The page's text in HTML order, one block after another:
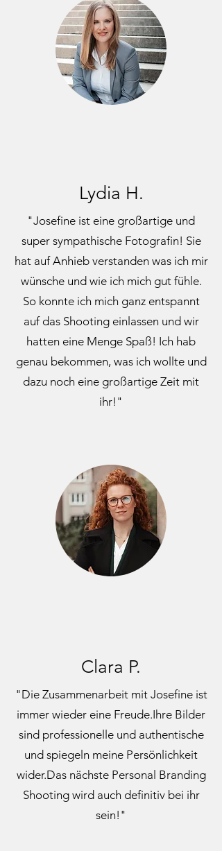
Lydia H.
"Josefine ist eine großartige und
super sympathische Fotografin! Sie
hat auf Anhieb verstanden was ich mir
wünsche und wie ich mich gut fühle.
So konnte ich mich ganz entspannt
auf das Shooting einlassen und wir
hatten eine Menge Spaß! Ich hab
genau bekommen, was ich wollte und
dazu noch eine großartige Zeit mit
ihr!"
Clara P.
"Die Zusammenarbeit mit Josefine ist
immer wieder eine Freude.Ihre Bilder
sind professionelle und authentische
und spiegeln meine Persönlichkeit
wider.Das nächste Personal Branding
Shooting wird auch definitiv bei ihr
sein!"